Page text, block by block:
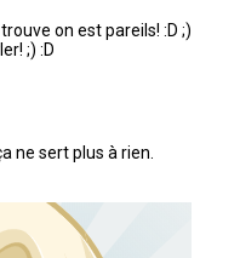
on est pareils! :D ;)
;) :D
ne sert plus à rien.